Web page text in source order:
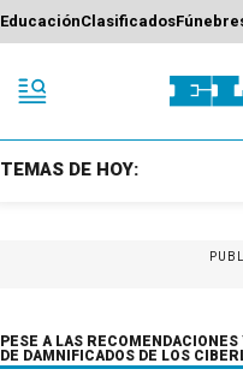
EducaciónClasificados
TEMAS DE HOY:
PESE A LAS
DE DAMNIFICADOS DE LOS